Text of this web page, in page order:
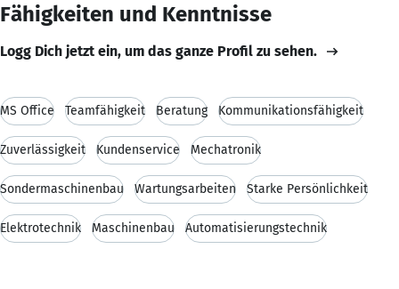
Fähigkeiten und Kenntnisse
Logg Dich jetzt ein, um das ganze Profil zu sehen.
MS Office Teamfähigkeit Beratung Kommunikationsfähigkeit
Zuverlässigkeit Kundenservice Mechatronik
Sondermaschinenbau Wartungsarbeiten Starke Persönlichkeit
Elektrotechnik Maschinenbau Automatisierungstechnik